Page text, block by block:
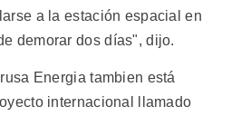
a la estación espacial en
demorar dos días", dijo.
Energia tambien está
internacional llamado